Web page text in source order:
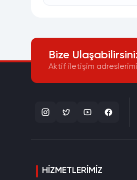
Bize
Aktif iletişim
HIZMETLERIMIZ